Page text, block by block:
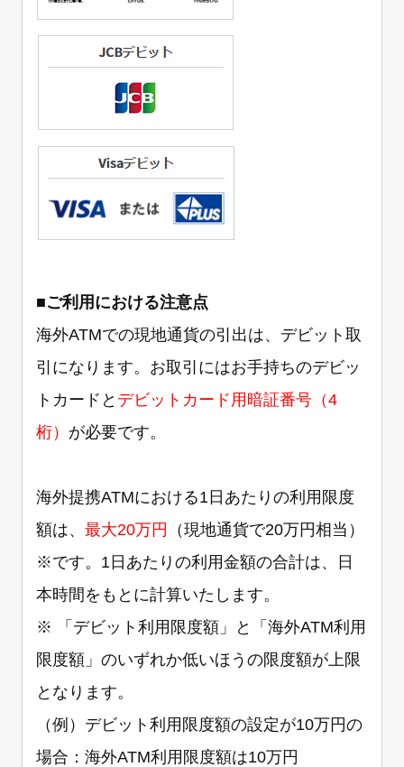
■ご利用における注意点
海外ATMでの現地通貨の引出は、デビット取
引になります。お取引にはお手持ちのデビッ
トカードと デビットカード用暗証番号（4
桁） が必要です。
海外提携ATMにおける1日あたりの利用限度
額は、 最大20万円
（現地通貨で20万円相当）
※です。1日あたりの利用金額の合計は、日
本時間をもとに計算いたします。
※ 「デビット利用限度額」と「海外ATM利用
限度額」のいずれか低いほうの限度額が上限
となります。
（例）デビット利用限度額の設定が10万円の
場合：海外ATM利用限度額は10万円